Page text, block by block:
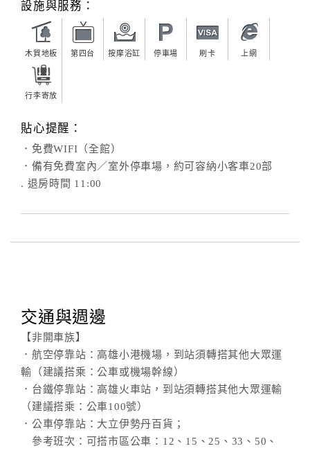
上
紅
查
訂
訂
款
設施與服務：
木質地板 第四台 按摩浴缸 停車場 刷卡 上網
行李寄放
貼心提醒：
．免費WIFI（全館）
．備有免費室內／室外停車場，約可容納小客車20部
. 退房時間 11:00
交通與週邊
【非開車族】
．航空停靠站：高雄小港機場，到站須轉搭其他大眾運
輸（建議搭乘：公車或機場幹線）
．台鐵停靠站：高雄火車站，到站須轉搭其他大眾運輸
（建議搭乘：公車100號）
．公車停靠站：大立伊勢丹百貨；
參考班次：可搭市區公車：12、15、25、33、50、